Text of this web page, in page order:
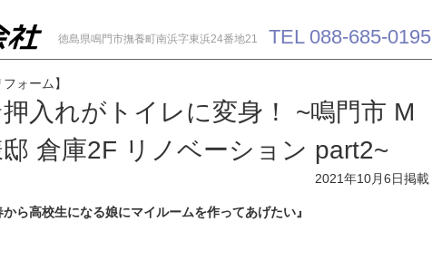
徳島県鳴門市撫養町南浜字東浜24番地21 TEL 088-685-0195
ォーム】
入れがトイレに変身！ ~鳴門市 M
倉庫2F リノベーション part2~
2021年10月6日掲載
から高校生になる娘にマイルームを作ってあげたい』